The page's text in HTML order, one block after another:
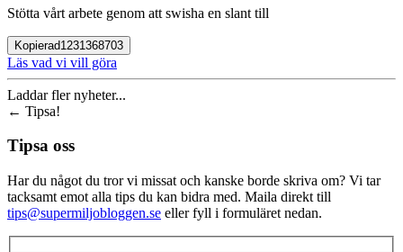
Stötta vårt arbete genom att swisha en slant till
Kopierad1231368703
Läs vad vi vill göra
Laddar fler nyheter...
← Tipsa!
Tipsa oss
Har du något du tror vi missat och kanske borde skriva om? Vi tar
tacksamt emot alla tips du kan bidra med. Maila direkt till
tips@supermiljobloggen.se eller fyll i formuläret nedan.